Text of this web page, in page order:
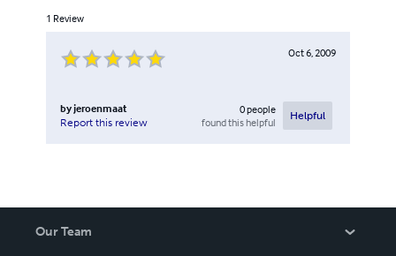
1 Review
Oct 6, 2009
byjeroenmaat
Report this review
0people
found this helpful
Helpful
Our Team